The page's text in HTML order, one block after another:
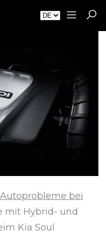
Autoprobleme bei
mit Hybrid- und
Kia Soul